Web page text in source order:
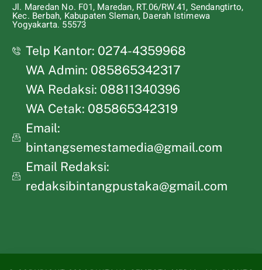
Jl. Maredan No. F01, Maredan, RT.06/RW.41, Sendangtirto,
Kec. Berbah, Kabupaten Sleman, Daerah Istimewa
Yogyakarta. 55573
Telp Kantor: 0274-4359968
WA Admin: 085865342317
WA Redaksi: 08811340396
WA Cetak: 085865342319
Email:
bintangsemestamedia@gmail.com
Email Redaksi:
redaksibintangpustaka@gmail.com